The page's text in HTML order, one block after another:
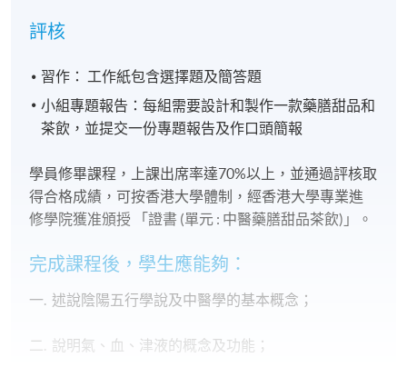
評核
習作： 工作紙包含選擇題及簡答題
小組專題報告：每組需要設計和製作一款藥膳甜品和
茶飲，並提交一份專題報告及作口頭簡報
學員修畢課程，上課出席率達70%以上，並通過評核取
得合格成績，可按香港大學體制，經香港大學專業進
修學院獲准頒授 「證書 (單元 : 中醫藥膳甜品茶飲)」。
完成課程後，學生應能夠：
一. 述說陰陽五行學說及中醫學的基本概念；
二. 說明氣、血、津液的概念及功能；